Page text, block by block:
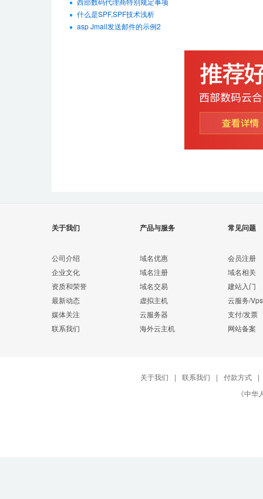
什么是SPF,SPF技术浅析
asp Jmail发送邮件的示例2
关于我们
公司介绍
企业文化
资质和荣誉
最新动态
媒体关注
联系我们
产品与服务
域名优惠
域名注册
域名交易
虚拟主机
云服务器
海外云主机
常见问题
会员注册
域名相关
建站入门
云服务/Vps
支付/发票
网站备案
关于我们 | 联系我们 | 付款方式
|
《中